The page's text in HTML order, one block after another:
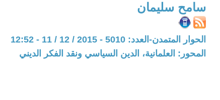
سامح سليمان
الحوار المتمدن-العدد: 5010 - 2015 / 12 / 11 - 12:52
المحور: العلمانية، الدين السياسي ونقد الفكر الديني